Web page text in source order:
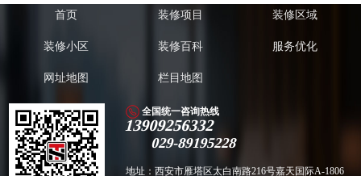
首页 装修项目 装修区域
装修小区 装修百科 服务优化
网址地图 栏目地图
全国统一咨询热线
13909256332
029-89195228
地址：西安市雁塔区太白南路216号嘉天国际A-1806